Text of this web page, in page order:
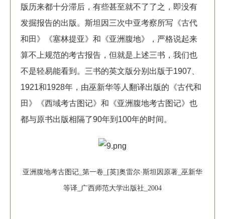
版历来都十分滞后，有些甚至就不了了之，即没有
发掘报告的出版。斯坦因三次中亚考察所写《古代
和田》《塞林提亚》和《亚洲腹地》，严格说起来
算不上规范的考古报告，但就是上述三书，我们也
不是轻易能看到。三书的英文版分别出版于1907、
1921和1928年，由巫新华等人翻译出版的《古代和
田》《西域考古图记》和《亚洲腹地考古图记》也
都与原书出版相隔了90年到100年的时间。
亚洲腹地考古图记_第一卷_[英]奥雷尔·斯坦因原著_巫新华
等译_广西师范大学出版社_2004